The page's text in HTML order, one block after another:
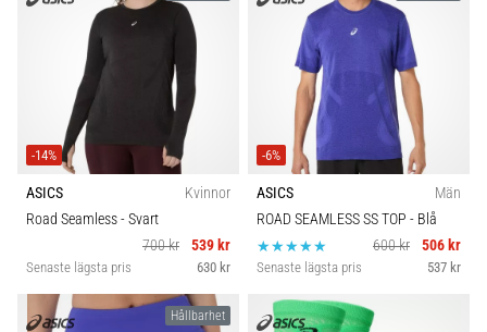
-14%
ASICS
Kvinnor
Road Seamless- Svart
700 kr
539 kr
Senaste lägsta pris 630 kr
-6%
ASICS
Män
ROAD SEAMLESS SS TOP - Blå
600 kr
506 kr
Senaste lägsta pris 537 kr
Hållbarhet